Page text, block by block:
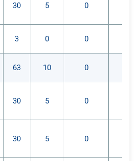
30 5 0
3 0 0
63 10 0
30 5 0
30 5 0